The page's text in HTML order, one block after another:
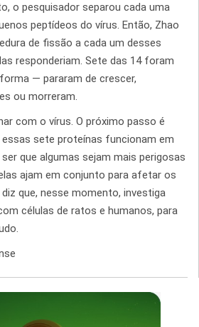
o pesquisador separou cada uma
peptídeos do vírus. Então, Zhao
de fissão a cada um desses
responderiam. Sete das 14 foram
— pararam de crescer,
ou morreram.
com o vírus. O próximo passo é
sete proteínas funcionam em
que algumas sejam mais perigosas
ajam em conjunto para afetar os
que, nesse momento, investiga
células de ratos e humanos, para